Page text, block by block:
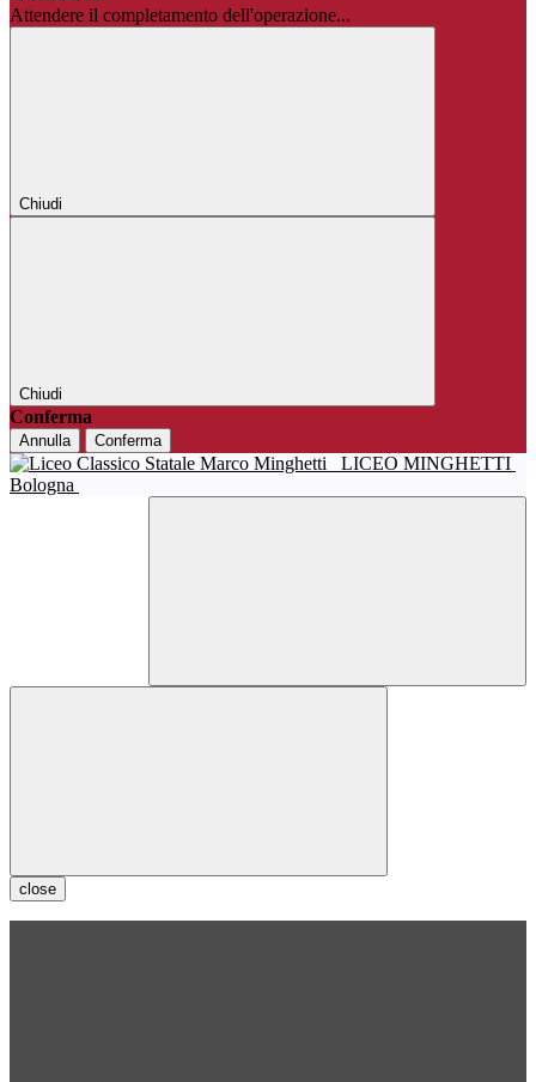
Attendere il completamento dell'operazione...
Chiudi
Chiudi
Conferma
Annulla Conferma
LICEO MINGHETTI
Bologna
close